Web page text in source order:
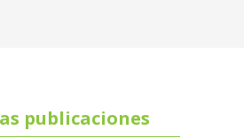
publicaciones